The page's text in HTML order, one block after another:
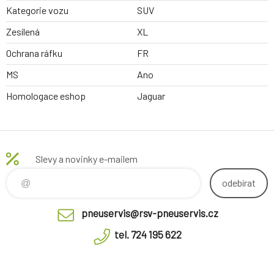
Kategorie vozu
SUV
Zesílená
XL
Ochrana ráfku
FR
MS
Ano
Homologace eshop
Jaguar
Slevy a novinky e-mailem
odebírat
pneuservis@rsv-pneuservis.cz
tel. 724 195 622